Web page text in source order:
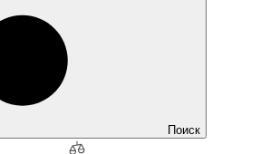
Поиск